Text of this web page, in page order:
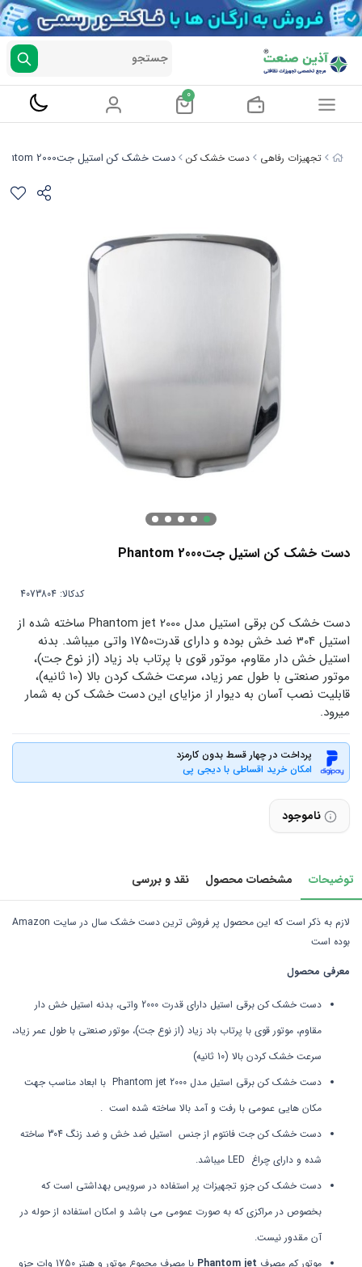
تجهیزات رفاهی دست خشک کن دست خشک کن استیل جتPhantom 2000
کدکالا:
دست خشک کن استیل جتPhantom 2000
دست خشک کن برقی استیل مدل Phantom jet 2000 ساخته شده از
استیل 304 ضد خش بوده و دارای قدرت1750 واتی میباشد. بدنه
استیل خش دار مقاوم، موتور قوی با پرتاب باد زیاد (از نوع جت)،
موتور صنعتی با طول عمر زیاد، سرعت خشک کردن بالا (10 ثانیه)،
قابلیت نصب آسان به دیوار از مزایای این دست خشک کن به شمار
میرود.
پرداخت در چهار قسط بدون کارمزد
امکان خرید اقساطی با دیجی پی
ناموجود
توضیحات مشخصات محصول نقد و بررسی
لازم به ذکر است که این محصول پر فروش ترین دست خشک سال در سایت Amazon
بوده است
معرفی محصول
دست خشک کن برقی استیل دارای قدرت 2000 واتی، بدنه استیل خش دار
مقاوم، موتور قوی با پرتاب باد زیاد (از نوع جت)، موتور صنعتی با طول عمر زیاد،
سرعت خشک کردن بالا (10 ثانیه)
دست خشک کن برقی استیل مدل Phantom jet 2000 با ابعاد مناسب جهت
مکان هایی عمومی با رفت و آمد بالا ساخته شده است .
دست خشک کن جت فانتوم
از جنس استیل ضد خش و ضد زنگ 304 ساخته
شده و دارای چراغ LED میباشد.
دست خشک کن جزو تجهیزات پر استفاده در سرویس بهداشتی است که
بخصوص در مراکزی که به صورت عمومی می باشد و امکان استفاده از حوله در
آن مقدور نیست.
موتور کم مصرف Phantom jet
با مصرف مجموع موتور و هیتر 1750 وات جزو
جستجو
0